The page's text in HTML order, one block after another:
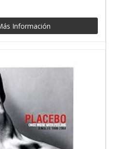
Información